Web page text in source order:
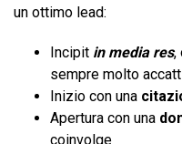
un ottimo lead:
Incipit in media res,
sempre molto
Inizio con una
Apertura con una
coinvolge